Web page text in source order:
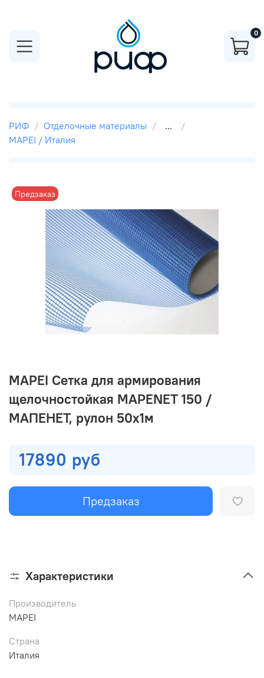
0
РИФ Отделочные материалы
...
MAPEI / Италия
Предзаказ
MAPEI Сетка для армирования
щелочностойкая MAPENET 150 /
МАПЕНЕТ, рулон 50х1м
17890 руб
Предзаказ
Характеристики
Производитель
MAPEI
Страна
Италия